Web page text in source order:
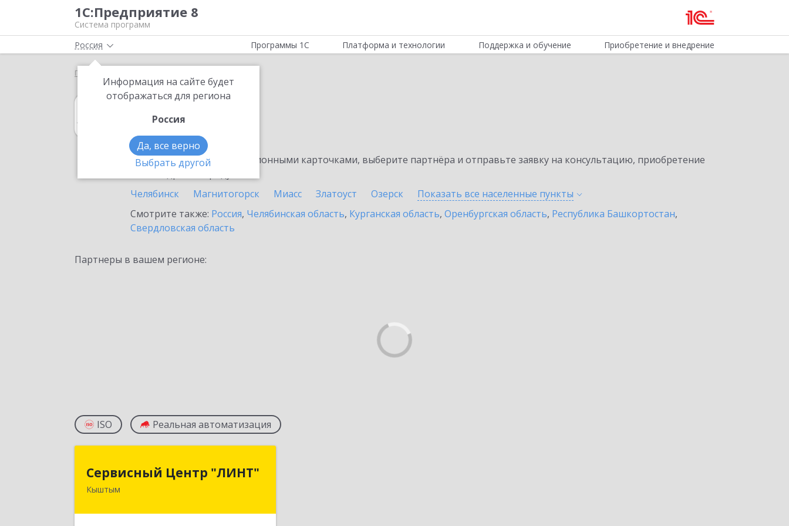
1С:Предприятие 8
Система программ
Россия
Информация на сайте будет
отображаться для региона
Россия
Да, все верно
Выбрать другой
Программы 1С Платформа и технологии Поддержка и обучение Приобретение и внедрение
Главная
1С:Архив
в Кыштыме
Ознакомьтесь с информационными карточками, выберите партнёра и отправьте заявку на консультацию, приобретение
Челябинск
Магнитогорск Миасс Златоуст Озерск Показать все населенные пункты
Смотрите также: Россия, Челябинская область, Курганская область, Оренбургская область, Республика Башкортостан,
Свердловская область
Партнеры в вашем регионе:
ISO Реальная автоматизация
Сервисный Центр "ЛИНТ"
Кыштым
Сервисный Центр "ЛИНТ"
456870, Челябинская обл, Кыштым г,